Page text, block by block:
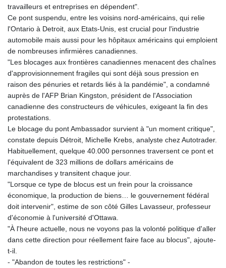
travailleurs et entreprises en dépendent".
Ce pont suspendu, entre les voisins nord-américains, qui relie
l'Ontario à Detroit, aux Etats-Unis, est crucial pour l'industrie
automobile mais aussi pour les hôpitaux américains qui emploient
de nombreuses infirmières canadiennes.
"Les blocages aux frontières canadiennes menacent des chaînes
d'approvisionnement fragiles qui sont déjà sous pression en
raison des pénuries et retards liés à la pandémie", a condamné
auprès de l'AFP Brian Kingston, président de l'Association
canadienne des constructeurs de véhicules, exigeant la fin des
protestations.
Le blocage du pont Ambassador survient à "un moment critique",
constate depuis Détroit, Michelle Krebs, analyste chez Autotrader.
Habituellement, quelque 40.000 personnes traversent ce pont et
l'équivalent de 323 millions de dollars américains de
marchandises y transitent chaque jour.
"Lorsque ce type de blocus est un frein pour la croissance
économique, la production de biens… le gouvernement fédéral
doit intervenir", estime de son côté Gilles Lavasseur, professeur
d'économie à l'université d'Ottawa.
"À l'heure actuelle, nous ne voyons pas la volonté politique d'aller
dans cette direction pour réellement faire face au blocus", ajoute-
t-il.
- "Abandon de toutes les restrictions" -